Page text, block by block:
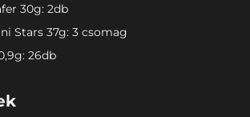
30g: 2db
Stars 37g: 3 csomag
26db